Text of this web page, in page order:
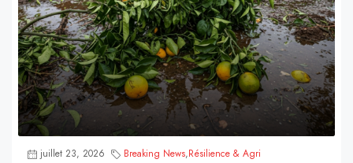
juillet 23, 2026 Breaking News,Résilience & Agri